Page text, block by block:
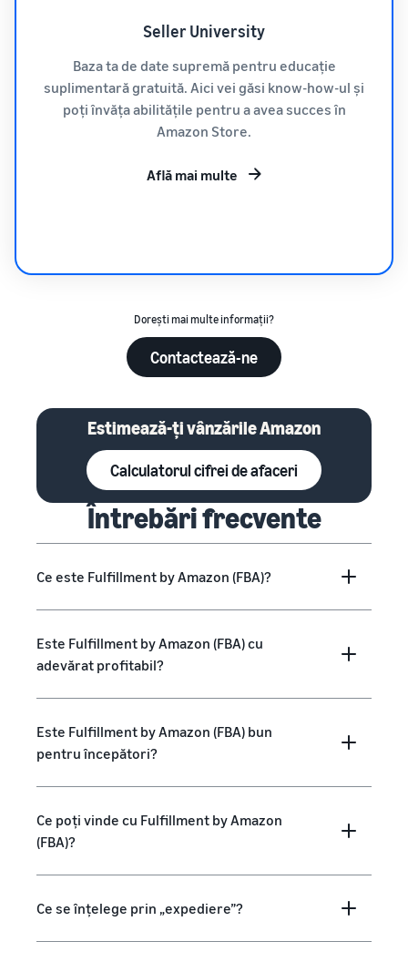
Seller University
Baza ta de date supremă pentru educație
suplimentară gratuită. Aici vei găsi know-how-ul și
poți învăța abilitățile pentru a avea succes în
Amazon Store.
Află mai multe
Dorești mai multe informații?
Contactează-ne
Estimează-ți vânzările Amazon
Calculatorul cifrei de afaceri
Întrebări frecvente
Ce este Fulfillment by Amazon (FBA)?
Este Fulfillment by Amazon (FBA) cu
adevărat profitabil?
Este Fulfillment by Amazon (FBA) bun
pentru începători?
Ce poți vinde cu Fulfillment by Amazon
(FBA)?
Ce se înțelege prin „expediere”?